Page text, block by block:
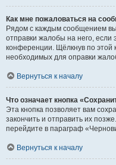
Как мне пожаловаться на
Рядом с каждым сообщением
отправки жалобы на него,
конференции. Щёлкнув по этой
необходимых для оправки
Вернуться к началу
Что означает кнопка
Эта кнопка позволяет вам
закончить и отправить их
перейдите в параграф
Вернуться к началу